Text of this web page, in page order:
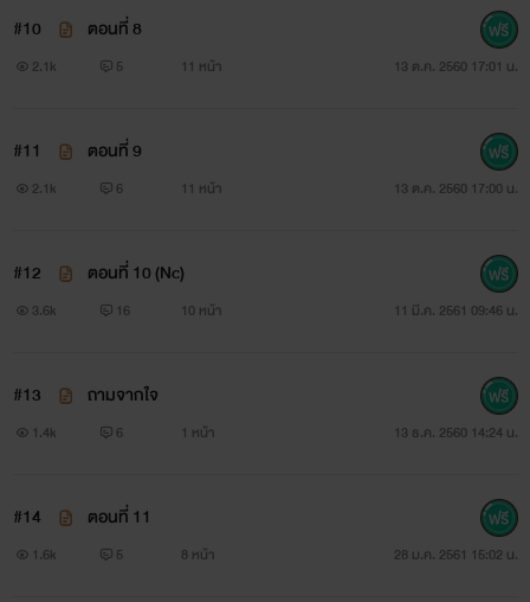
#10 ตอนที่ 8
2.1k 5 11 หน้า 13 ต.ค. 2560 17:01 น.
#11 ตอนที่ 9
2.1k 6 11 หน้า 13 ต.ค. 2560 17:00 น.
#12 ตอนที่ 10 (Nc)
3.6k 16 10 หน้า 11 มี.ค. 2561 09:46 น.
#13 ถามจากใจ
1.4k 6 1 หน้า 13 ธ.ค. 2560 14:24 น.
#14 ตอนที่ 11
1.6k 5 8 หน้า 28 ม.ค. 2561 15:02 น.